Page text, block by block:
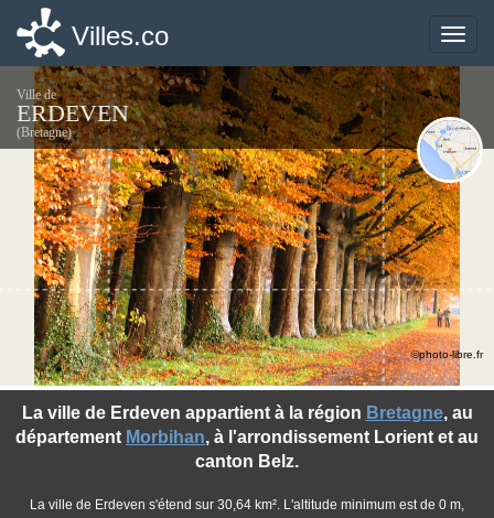
Toggle
Villes.co
Ville de
ERDEVEN
(Bretagne)
La ville de Erdeven appartient à la région Bretagne, au
département Morbihan, à l'arrondissement Lorient et au
canton Belz.
La ville de Erdeven s'étend sur 30,64 km². L'altitude minimum est de 0 m,
©photo-libre.fr
Toggle
Villes.co